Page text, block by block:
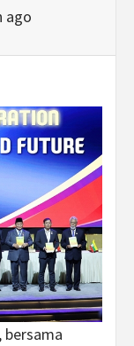
ago
bersama